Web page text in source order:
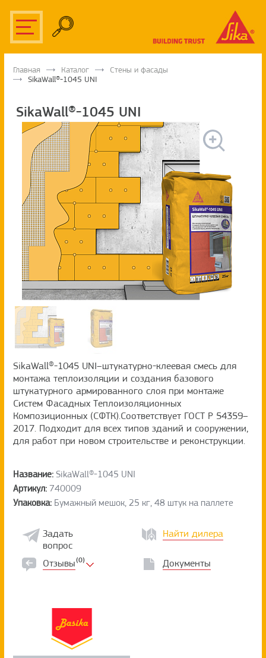
Главная Каталог
Стены и фасады
SikaWall®-1045 UNI
SikaWall®-1045 UNI
SikaWall®-1045 UNI–штукатурно-клеевая смесь для
монтажа теплоизоляции и создания базового
штукатурного армированного слоя при монтаже
Систем Фасадных Теплоизоляционных
Композиционных (СФТК).Соответствует ГОСТ Р 54359–
2017. Подходит для всех типов зданий и сооружении,
для работ при новом строительстве и реконструкции.
Название: SikaWall®-1045 UNI
Артикул: 740009
Упаковка: Бумажный мешок, 25 кг, 48 штук на паллете
Задать
вопрос
Найти дилера
Отзывы(0) Документы